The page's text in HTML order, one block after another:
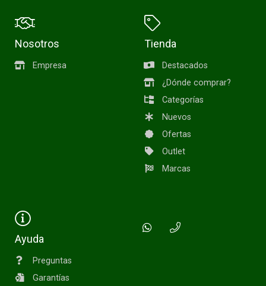
Nosotros
Empresa
Tienda
Destacados
¿Dónde comprar?
Categorías
Nuevos
Ofertas
Outlet
Marcas
Ayuda
Preguntas
Garantías